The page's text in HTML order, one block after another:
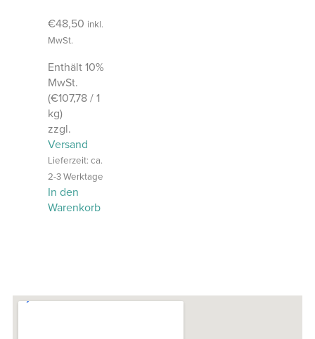
€48,50 inkl.
MwSt.
Enthält 10%
MwSt.
(€107,78 / 1
kg)
zzgl.
Versand
Lieferzeit: ca.
2-3 Werktage
In den
Warenkorb